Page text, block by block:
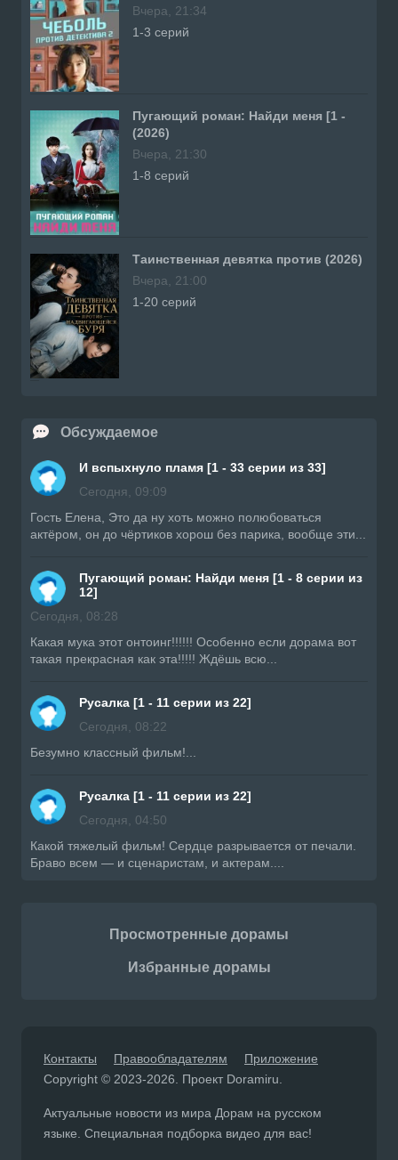
Вчера, 21:34
1-3 серий
Пугающий роман: Найди меня [1 -
(2026)
Вчера, 21:30
1-8 серий
Таинственная девятка против (2026)
Вчера, 21:00
1-20 серий
Обсуждаемое
И вспыхнуло пламя [1 - 33 серии из 33]
Сегодня, 09:09
Гость Елена, Это да ну хоть можно полюбоваться
актёром, он до чёртиков хорош без парика, вообще эти...
Пугающий роман: Найди меня [1 - 8 серии из
12]
Сегодня, 08:28
Какая мука этот онтоинг!!!!!! Особенно если дорама вот
такая прекрасная как эта!!!!! Ждёшь всю...
Русалка [1 - 11 серии из 22]
Сегодня, 08:22
Безумно классный фильм!...
Русалка [1 - 11 серии из 22]
Сегодня, 04:50
Какой тяжелый фильм! Сердце разрывается от печали.
Браво всем — и сценаристам, и актерам....
Просмотренные дорамы
Избранные дорамы
Контакты Правообладателям
Приложение
Copyright © 2023-2026. Проект Doramiru.
Актуальные новости из мира Дорам на русском
языке. Специальная подборка видео для вас!